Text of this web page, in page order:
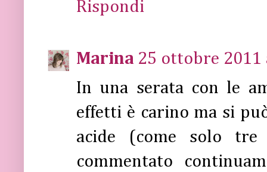
Rispondi
Marina 25 ottobre 2011
In una serata con le
effetti è carino ma si
acide (come solo tre
commentato